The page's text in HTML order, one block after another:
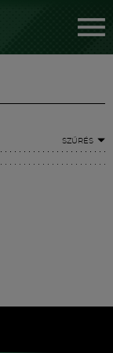
SZŰRÉS